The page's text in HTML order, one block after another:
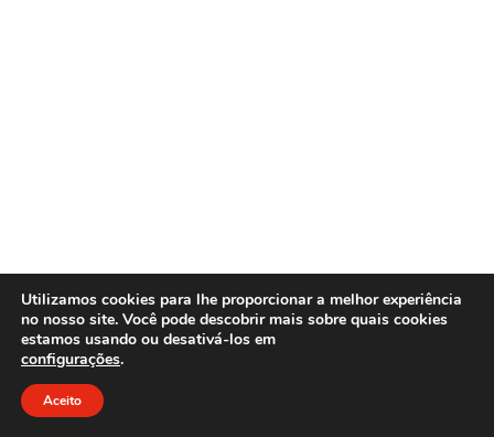
Utilizamos cookies para lhe proporcionar a melhor experiência
no nosso site. Você pode descobrir mais sobre quais cookies
estamos usando ou desativá-los em
configurações.
Aceito